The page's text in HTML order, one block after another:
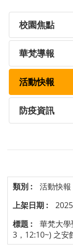
校園焦點
華梵導報
活動快報
防疫資訊
活動快報
華梵大
3，12:10~) 之安